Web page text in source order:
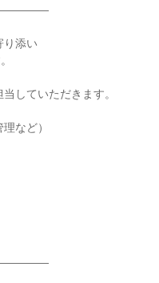
り添い
していただきます。
など）